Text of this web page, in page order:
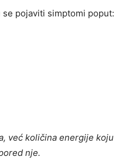
pojaviti simptomi poput:
već količina energije koju
nje.